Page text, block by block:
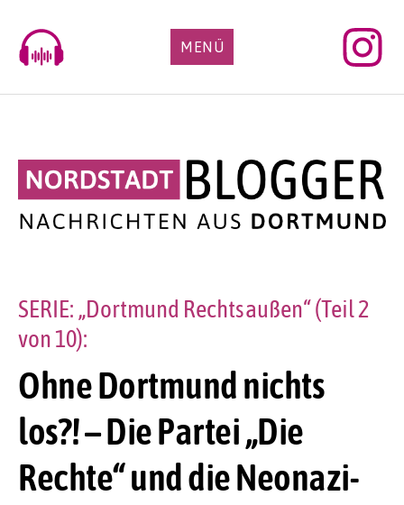
content
MENÜ
Ohne Dortmund nichts
los?! – Die Partei „Die
Rechte“ und die Neonazi-
SERIE: „Dortmund Rechtsaußen“ (Teil 2
von 10):